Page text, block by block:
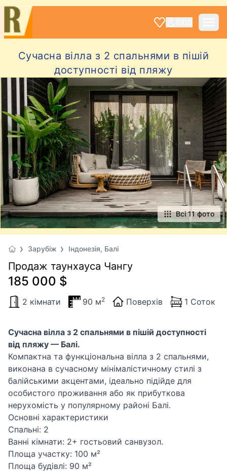
Сучасна вілла з 2 спальнями в пішій
доступності від пляжу
Всі 11 фото
Зарубіж Iндонезiя, Балі
Продаж таунхауса Чангу
185 000 $
2 кімнати 90 м2 Поверхів 1 Соток
Сучасна вілла з 2 спальнями в пішій доступності
від пляжу — Балі.
Компактна та функціональна вілла з 2 спальнями,
виконана в сучасному мінімалістичному стилі з
балійськими акцентами, ідеально підійде для
особистого проживання або як прибуткова
нерухомість у популярному районі Балі.
Основні характеристики
Спальні: 2
Ванні кімнати: 2+ гостьовий санвузол.
Площа участку: 100 м²
Площа будівлі: 90 м²